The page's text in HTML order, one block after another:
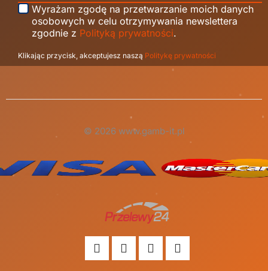
Wyrażam zgodę na przetwarzanie moich danych
osobowych w celu otrzymywania newslettera
zgodnie z Polityką prywatności.
Klikając przycisk, akceptujesz naszą Politykę prywatności
© 2026 www.gamb-it.pl